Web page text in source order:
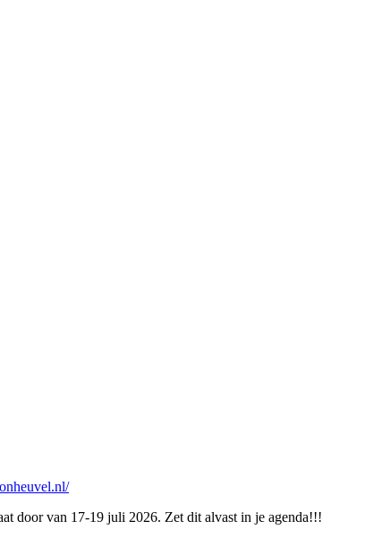
door van 17-19 juli 2026. Zet dit alvast in je agenda!!!